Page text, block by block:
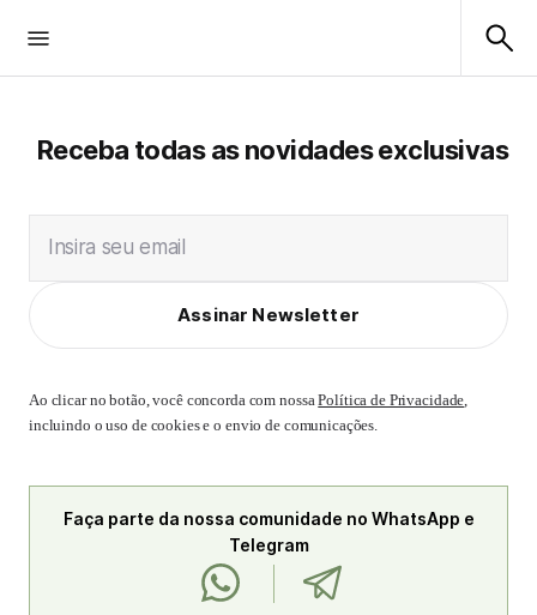
Receba todas as novidades exclusivas
Insira seu email
Assinar Newsletter
Ao clicar no botão, você concorda com nossaPolítica de Privacidade,
incluindo o uso de cookies e o envio de comunicações.
Faça parte da nossa comunidade no WhatsApp e
Telegram